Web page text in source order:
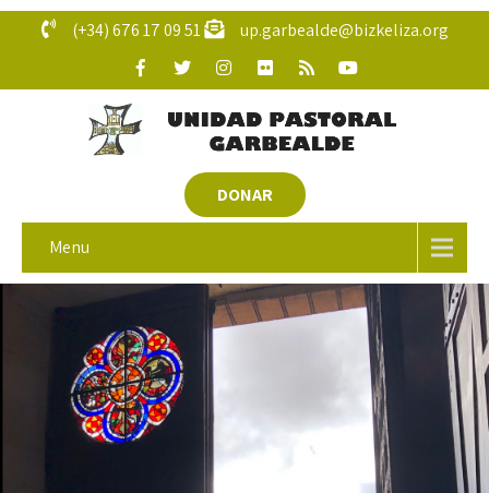
(+34) 676 17 09 51 up.garbealde@bizkeliza.org
DONAR
Menu